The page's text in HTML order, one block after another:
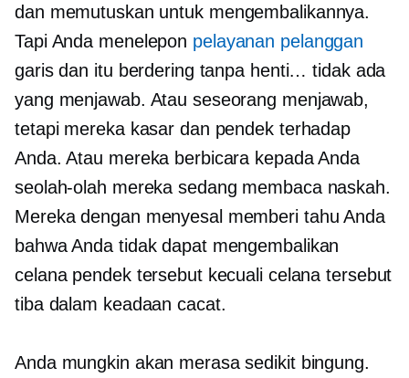
dan memutuskan untuk mengembalikannya.
Tapi Anda menelepon pelayanan pelanggan
garis dan itu berdering tanpa henti… tidak ada
yang menjawab. Atau seseorang menjawab,
tetapi mereka kasar dan pendek terhadap
Anda. Atau mereka berbicara kepada Anda
seolah-olah mereka sedang membaca naskah.
Mereka dengan menyesal memberi tahu Anda
bahwa Anda tidak dapat mengembalikan
celana pendek tersebut kecuali celana tersebut
tiba dalam keadaan cacat.
Anda mungkin akan merasa sedikit bingung.